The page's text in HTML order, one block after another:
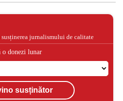
susținerea jurnalismului de calitate
o donezi lunar
susținător